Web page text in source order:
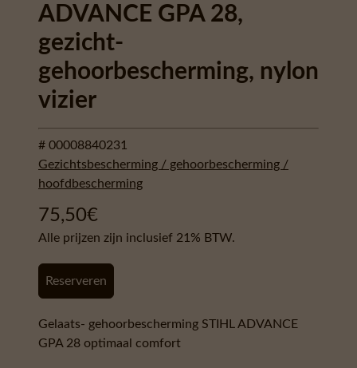
ADVANCE GPA 28,
gezicht-
gehoorbescherming, nylon
vizier
# 00008840231
Gezichtsbescherming / gehoorbescherming /
hoofdbescherming
75,50€
Alle prijzen zijn inclusief 21% BTW.
Reserveren
Gelaats- gehoorbescherming STIHL ADVANCE
GPA 28 optimaal comfort